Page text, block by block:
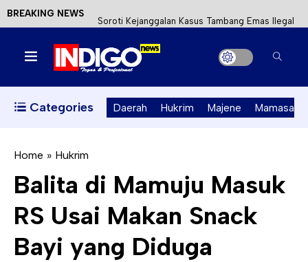
BREAKING NEWS
Etik Wisata di Pantai Lawere Desa Lotang Salo
Satu DPO Pengeroyokan SPBU Tapalang
Ditangkap, Satu Lagi Kabur ke Kalimantan
Kecewa Kapolresta Absen, APPK Mamuju
Soroti Kejanggalan Kasus Tambang Emas Ilegal
Categories Daerah Hukrim Majene Mamasa
Home » Hukrim
Balita di Mamuju Masuk
RS Usai Makan Snack
Bayi yang Diduga